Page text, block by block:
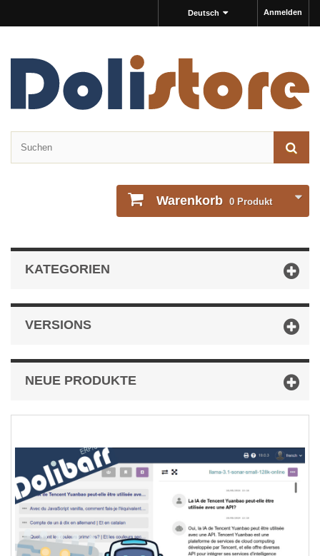
Anmelden
Deutsch
Warenkorb 0 Produkt
KATEGORIEN
VERSIONS
NEUE PRODUKTE